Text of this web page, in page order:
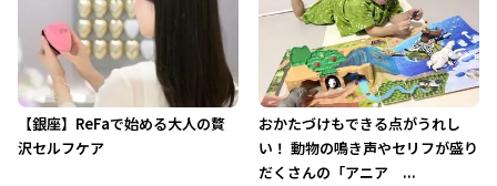
【銀座】ReFaで始める大人の贅
沢セルフケア
おかたづけもできる点がうれし
い！ 動物の鳴き声やセリフが盛り
だくさんの「アニア ...